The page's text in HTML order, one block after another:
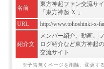
名前
東方神起ファン交流サ
「東方神起-X-」
URL
http://www.tohoshinki-x-
紹介文
メンバー紹介、動画、
ログ紹介など東方神起
交流サイト
※予告無くページを削除、変更す